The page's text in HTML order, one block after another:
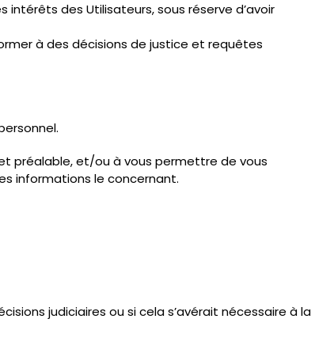
des Utilisateurs, sous réserve d’avoir
à des décisions de justice et requêtes
préalable, et/ou à vous permettre de vous
informations le concernant.
judiciaires ou si cela s’avérait nécessaire à la